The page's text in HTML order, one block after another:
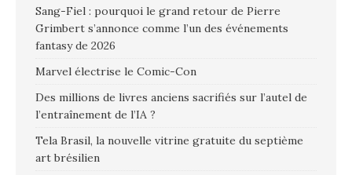
Sang-Fiel : pourquoi le grand retour de Pierre
Grimbert s’annonce comme l’un des événements
fantasy de 2026
Marvel électrise le Comic-Con
Des millions de livres anciens sacrifiés sur l’autel de
l’entraînement de l’IA ?
Tela Brasil, la nouvelle vitrine gratuite du septième
art brésilien